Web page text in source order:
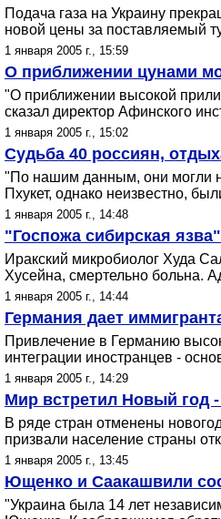
Подача газа на Украину
новой цены за поставляемый
1 января 2005 г., 15:59
О приближении цунами
"О приближении высокой
сказал директор Афинского
1 января 2005 г., 15:02
Судьба 40 россиян,
"По нашим данным, они могли
Пхукет, однако неизвестно,
1 января 2005 г., 14:48
"Госпожа сибирская
Иракский микробиолог Худа
Хусейна, смертельно больна.
1 января 2005 г., 14:44
Германия дает
Привлечение в Германию
интеграции иностранцев -
1 января 2005 г., 14:29
Мир встретил Новый год
В ряде стран отменены
призвали население страны
1 января 2005 г., 13:45
Ющенко и Саакашвили
"Украина была 14 лет